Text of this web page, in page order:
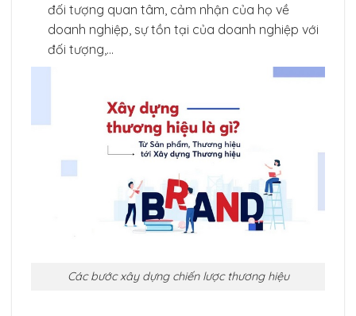
đối tượng quan tâm, cảm nhận của họ về
doanh nghiệp, sự tồn tại của doanh nghiệp với
đối tượng,…
Các bước xây dựng chiến lược thương hiệu